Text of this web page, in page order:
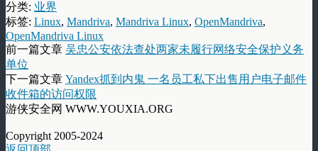
分类: 业界
标签: Linux, Mandriva, Mandriva Linux, OpenMandriva,
OpenMandriva Linux
前一篇文章 吴忠公安依法查处两家未履行网络安全保护义务
单位
下一篇文章 Yandex抓到内鬼 一名员工私下出售用户电子邮件
收件箱的访问权限
游侠安全网 WWW.YOUXIA.ORG
Copyright 2005-2024